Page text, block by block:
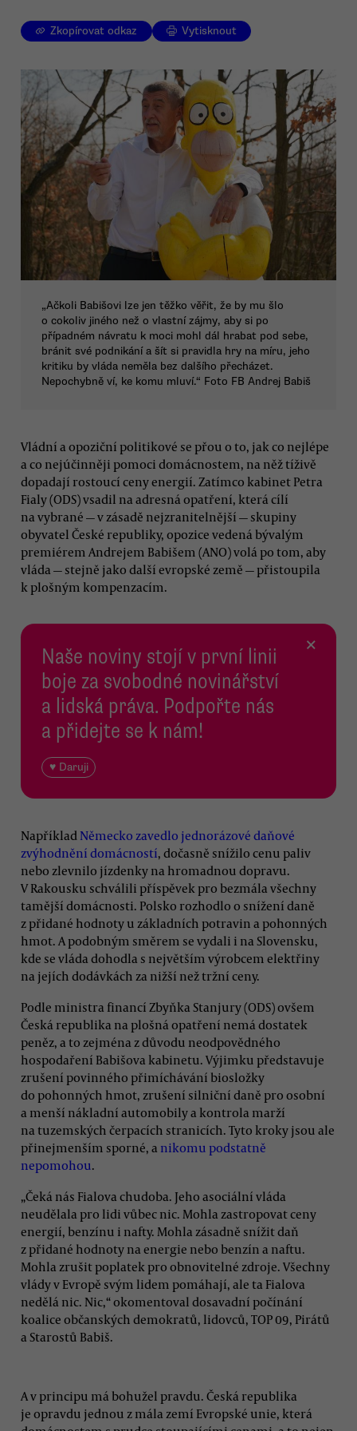
Zkopírovat odkaz Vytisknout
„Ačkoli Babišovi lze jen těžko věřit, že by mu šlo
o cokoliv jiného než o vlastní zájmy, aby si po
případném návratu k moci mohl dál hrabat pod sebe,
bránit své podnikání a šít si pravidla hry na míru, jeho
kritiku by vláda neměla bez dalšího přecházet.
Nepochybně ví, ke komu mluví.“ Foto FB Andrej Babiš
Vládní a opoziční politikové se přou o to, jak co nejlépe
a co nejúčinněji pomoci domácnostem, na něž tíživě
dopadají rostoucí ceny energií. Zatímco kabinet Petra
Fialy (ODS) vsadil na adresná opatření, která cílí
na vybrané — v zásadě nejzranitelnější — skupiny
obyvatel České republiky, opozice vedená bývalým
premiérem Andrejem Babišem (ANO) volá po tom, aby
vláda — stejně jako další evropské země — přistoupila
k plošným kompenzacím.
Naše noviny stojí v první linii
boje za svobodné novinářství
a lidská práva. Podpořte nás
a přidejte se k nám!
♥ Daruji
×
Například Německo zavedlo jednorázové daňové
zvýhodnění domácností, dočasně snížilo cenu paliv
nebo zlevnilo jízdenky na hromadnou dopravu.
V Rakousku schválili příspěvek pro bezmála všechny
tamější domácnosti. Polsko rozhodlo o snížení daně
z přidané hodnoty u základních potravin a pohonných
hmot. A podobným směrem se vydali i na Slovensku,
kde se vláda dohodla s největším výrobcem elektřiny
na jejích dodávkách za nižší než tržní ceny.
Podle ministra financí Zbyňka Stanjury (ODS) ovšem
Česká republika na plošná opatření nemá dostatek
peněz, a to zejména z důvodu neodpovědného
hospodaření Babišova kabinetu. Výjimku představuje
zrušení povinného přimíchávání biosložky
do pohonných hmot, zrušení silniční daně pro osobní
a menší nákladní automobily a kontrola marží
na tuzemských čerpacích stranicích. Tyto kroky jsou ale
přinejmenším sporné, a nikomu podstatně
nepomohou.
„Čeká nás Fialova chudoba. Jeho asociální vláda
neudělala pro lidi vůbec nic. Mohla zastropovat ceny
energií, benzínu i nafty. Mohla zásadně snížit daň
z přidané hodnoty na energie nebo benzín a naftu.
Mohla zrušit poplatek pro obnovitelné zdroje. Všechny
vlády v Evropě svým lidem pomáhají, ale ta Fialova
nedělá nic. Nic,“ okomentoval dosavadní počínání
koalice občanských demokratů, lidovců, TOP 09, Pirátů
a Starostů Babiš.
A v principu má bohužel pravdu. Česká republika
je opravdu jednou z mála zemí Evropské unie, která